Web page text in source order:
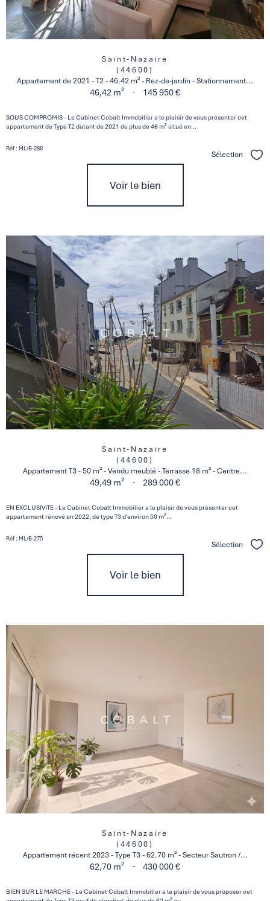
Saint-Nazaire
(44600)
Appartement de 2021 - T2 - 46.42 m² - Rez-de-jardin - Stationnement...
46,42 m² - 145 950 €
SOUS COMPROMIS - Le Cabinet Cobalt Immobilier a le plaisir de vous présenter cet
appartement de Type T2 datant de 2021 de plus de 46 m² situé en...
Réf : ML/B-288
Sélection
Voir le bien
Saint-Nazaire
(44600)
Appartement T3 - 50 m² - Vendu meublé - Terrasse 18 m² - Centre...
49,49 m² - 289 000 €
EN EXCLUSIVITE - Le Cabinet Cobalt Immobilier a le plaisir de vous présenter cet
appartement rénové en 2022, de type T3 d'environ 50 m²...
Réf : ML/B-275
Sélection
Voir le bien
Saint-Nazaire
(44600)
Appartement récent 2023 - Type T3 - 62.70 m² - Secteur Sautron /...
62,70 m² - 430 000 €
BIEN SUR LE MARCHE - Le Cabinet Cobalt Immobilier a le plaisir de vous proposer cet